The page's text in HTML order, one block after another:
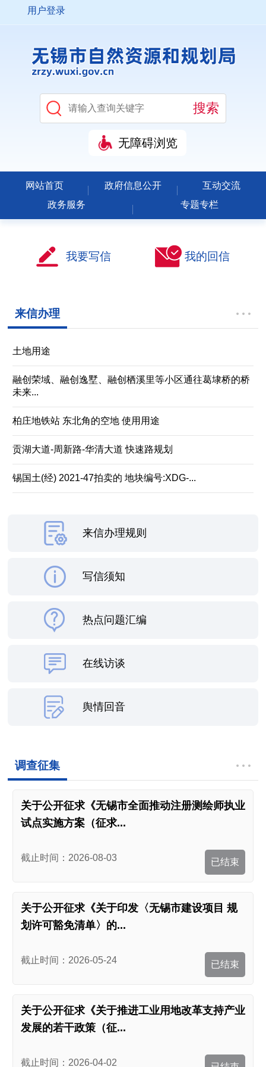
用户登录
无障碍浏览
网站首页 政府信息公开
互动交流
政务服务
专题专栏
我要写信 我的回信
来信办理
土地用途
融创荣域、融创逸墅、融创栖溪里等小区通往葛埭桥的桥
未来...
柏庄地铁站 东北角的空地 使用用途
贡湖大道-周新路-华清大道 快速路规划
锡国土(经) 2021-47拍卖的 地块编号:XDG-...
来信办理规则
写信须知
热点问题汇编
在线访谈
舆情回音
调查征集
关于公开征求《无锡市全面推动注册测绘师执业
试点实施方案（征求...
截止时间：2026-08-03 已结束
关于公开征求《关于印发〈无锡市建设项目 规
划许可豁免清单〉的...
截止时间：2026-05-24 已结束
关于公开征求《关于推进工业用地改革支持产业
发展的若干政策（征...
截止时间：2026-04-02